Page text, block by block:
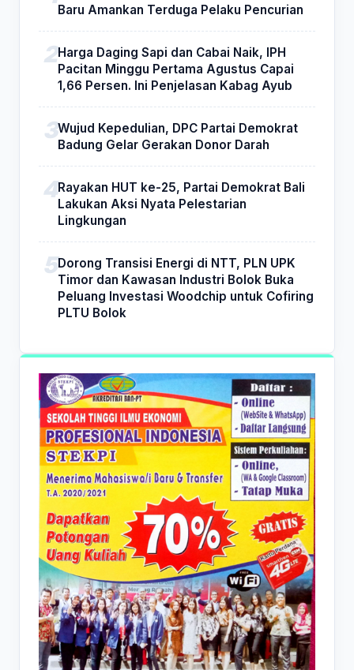
Baru Amankan Terduga Pelaku Pencurian
Harga Daging Sapi dan Cabai Naik, IPH
Pacitan Minggu Pertama Agustus Capai
1,66 Persen. Ini Penjelasan Kabag Ayub
Wujud Kepedulian, DPC Partai Demokrat
Badung Gelar Gerakan Donor Darah
Rayakan HUT ke-25, Partai Demokrat Bali
Lakukan Aksi Nyata Pelestarian
Lingkungan
Dorong Transisi Energi di NTT, PLN UPK
Timor dan Kawasan Industri Bolok Buka
Peluang Investasi Woodchip untuk Cofiring
PLTU Bolok